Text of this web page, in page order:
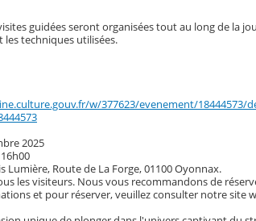
guidées seront organisées tout au long de la
les techniques utilisées.
w/377623/evenement/18444573/
2025
Lumière, Route de La Forge, 01100 Oyonnax.
les visiteurs. Nous vous recommandons de
et pour réserver, veuillez consulter notre site